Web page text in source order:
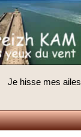
Je hisse mes